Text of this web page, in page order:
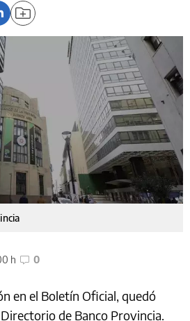
h 0
en el Boletín Oficial, quedó
de Banco Provincia.